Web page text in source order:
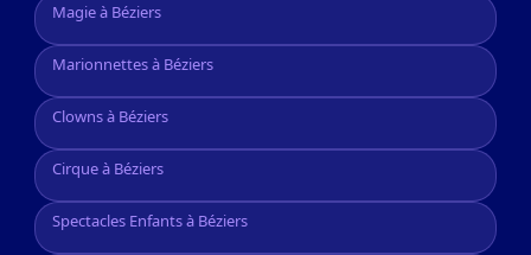
Magie à Béziers
Marionnettes à Béziers
Clowns à Béziers
Cirque à Béziers
Spectacles Enfants à Béziers